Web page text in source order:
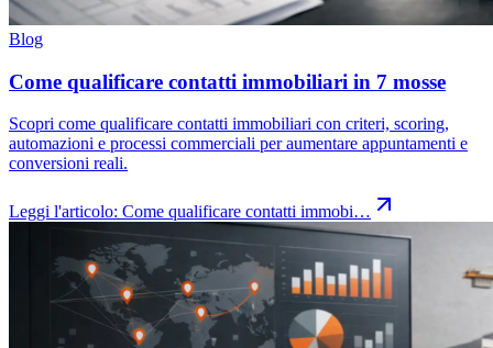
Blog
Come qualificare contatti immobiliari in 7 mosse
Scopri come qualificare contatti immobiliari con criteri, scoring,
automazioni e processi commerciali per aumentare appuntamenti e
conversioni reali.
Leggi l'articolo: Come qualificare contatti immobi…